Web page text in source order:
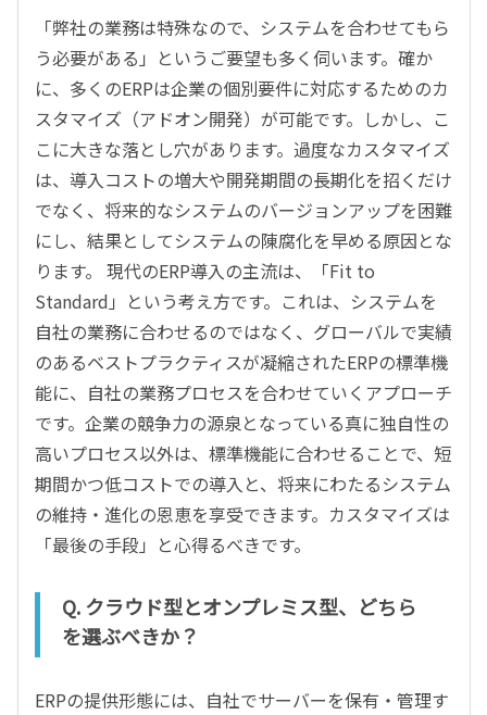
「弊社の業務は特殊なので、システムを合わせてもら
う必要がある」というご要望も多く伺います。確か
に、多くのERPは企業の個別要件に対応するためのカ
スタマイズ（アドオン開発）が可能です。しかし、こ
こに大きな落とし穴があります。過度なカスタマイズ
は、導入コストの増大や開発期間の長期化を招くだけ
でなく、将来的なシステムのバージョンアップを困難
にし、結果としてシステムの陳腐化を早める原因とな
ります。 現代のERP導入の主流は、「Fit to
Standard」という考え方です。これは、システムを
自社の業務に合わせるのではなく、グローバルで実績
のあるベストプラクティスが凝縮されたERPの標準機
能に、自社の業務プロセスを合わせていくアプローチ
です。企業の競争力の源泉となっている真に独自性の
高いプロセス以外は、標準機能に合わせることで、短
期間かつ低コストでの導入と、将来にわたるシステム
の維持・進化の恩恵を享受できます。カスタマイズは
「最後の手段」と心得るべきです。
Q. クラウド型とオンプレミス型、どちら
を選ぶべきか？
ERPの提供形態には、自社でサーバーを保有・管理す